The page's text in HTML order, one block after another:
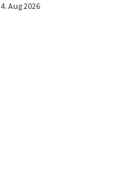
4. Aug 2026